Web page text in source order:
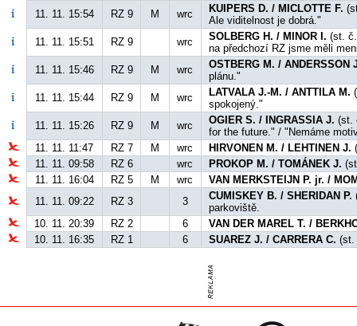
11. 11. 15:54
RZ 9 M wrc KUIPERS D. / MICLOTTE F.
Ale viditelnost je dobrá."
11. 11. 15:51
RZ 9 wrc SOLBERG H. / MINOR I. (st.
na předchozí RZ jsme měli
11. 11. 15:46
RZ 9 M wrc
OSTBERG M. / ANDERSSON
plánu."
11. 11. 15:44
RZ 9 M wrc LATVALA J.-M. / ANTTILA M.
spokojený."
11. 11. 15:26
RZ 9 M wrc OGIER S. / INGRASSIA J. (st.
for the future." / "Nemáme
11. 11. 11:47
RZ 7 M wrc HIRVONEN M. / LEHTINEN J.
11. 11. 09:58
RZ 6 wrc PROKOP M. / TOMÁNEK J.
11. 11. 16:04
RZ 5 M wrc
VAN MERKSTEIJN P. jr. /
11. 11. 09:22
RZ 3 3 CUMISKEY B. / SHERIDAN P.
parkoviště.
10. 11. 20:39
RZ 2 6
VAN DER MAREL T. /
10. 11. 16:35
RZ 1 6 SUAREZ J. / CARRERA C. (st.